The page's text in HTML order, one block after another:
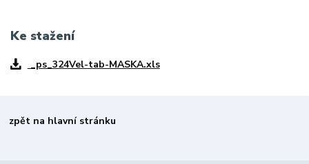
Ke stažení
_ps_324Vel-tab-MASKA.xls
zpět na hlavní stránku